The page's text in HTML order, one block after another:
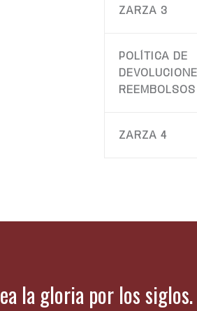
ZARZA 3
POLÍTICA DE
REEMBOLSOS
ZARZA 4
la gloria por los